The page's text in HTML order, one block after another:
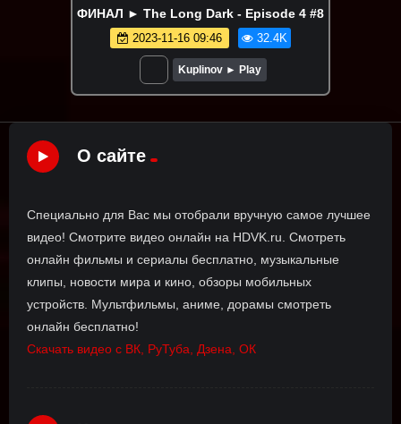
ФИНАЛ ► The Long Dark - Episode 4 #8
2023-11-16 09:46 32.4K
Kuplinov ► Play
О сайте
Специально для Вас мы отобрали вручную самое лучшее
видео! Смотрите видео онлайн на HDVK.ru. Смотреть
онлайн фильмы и сериалы бесплатно, музыкальные
клипы, новости мира и кино, обзоры мобильных
устройств. Мультфильмы, аниме, дорамы смотреть
онлайн бесплатно!
Скачать видео с ВК, РуТуба, Дзена, ОК